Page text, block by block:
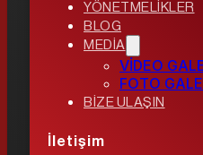
YÖNETMELİKLER
BLOG
MEDİA
VİDEO
FOTO
BİZE ULAŞIN
İletişim